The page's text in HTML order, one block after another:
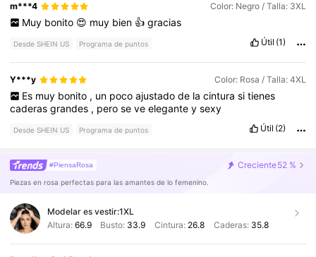
m***4 Color: Negro / Talla: 3XL
Muy bonito 😍 muy bien 👍 gracias
Desde SHEIN US Programa de puntos Útil (1)
Y***y Color: Rosa / Talla: 4XL
Es muy bonito , un poco ajustado de la cintura si tienes
caderasgrandes , peroseveeleganteysexy
Desde SHEIN US Programa de puntos Útil (2)
#PiensaRosa Creciente52 %
Piezas en rosa perfectas para las amantes de lo femenino.
Modelar es vestir:1XL
Altura: 66.9 Busto: 33.9 Cintura: 26.8 Caderas: 35.8